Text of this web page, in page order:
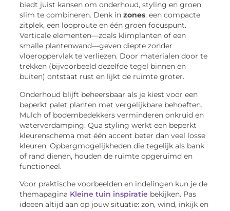
biedt juist kansen om onderhoud, styling en groen
slim te combineren. Denk inzones: een compacte
zitplek, een looproute en één groen focuspunt.
Verticale elementen—zoals klimplanten of een
smalle plantenwand—geven diepte zonder
vloeroppervlak te verliezen. Door materialen door te
trekken (bijvoorbeeld dezelfde tegel binnen en
buiten) ontstaat rust en lijkt de ruimte groter.
Onderhoud blijft beheersbaar als je kiest voor een
beperkt palet planten met vergelijkbare behoeften.
Mulch of bodembedekkers verminderen onkruid en
waterverdamping. Qua styling werkt een beperkt
kleurenschema met één accent beter dan veel losse
kleuren. Opbergmogelijkheden die tegelijk als bank
of rand dienen, houden de ruimte opgeruimd en
functioneel.
Voor praktische voorbeelden en indelingen kun je de
themapagina Kleine tuin inspiratie bekijken. Pas
ideeën altijd aan op jouw situatie: zon, wind, inkijk en